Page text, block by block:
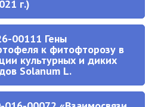
г.)
00111 Гены
к фитофторозу в
культурных и диких
Solanum L.